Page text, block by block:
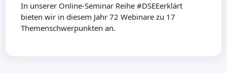
In unserer Online-Seminar Reihe #DSEEerklärt
bieten wir in diesem Jahr 72 Webinare zu 17
Themenschwerpunkten an.